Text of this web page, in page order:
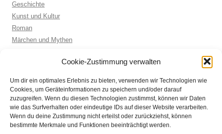
Cookie-Zustimmung verwalten
Um dir ein optimales Erlebnis zu bieten, verwenden wir Technologien wie
Cookies, um Geräteinformationen zu speichern und/oder darauf
zuzugreifen. Wenn du diesen Technologien zustimmst, können wir Daten
wie das Surfverhalten oder eindeutige IDs auf dieser Website verarbeiten.
Wenn du deine Zustimmung nicht erteilst oder zurückziehst, können
bestimmte Merkmale und Funktionen beeinträchtigt werden.
Geschichte
Kunst und Kultur
Roman
Märchen und Mythen
Sachbuch allgemein
ARCHIVE